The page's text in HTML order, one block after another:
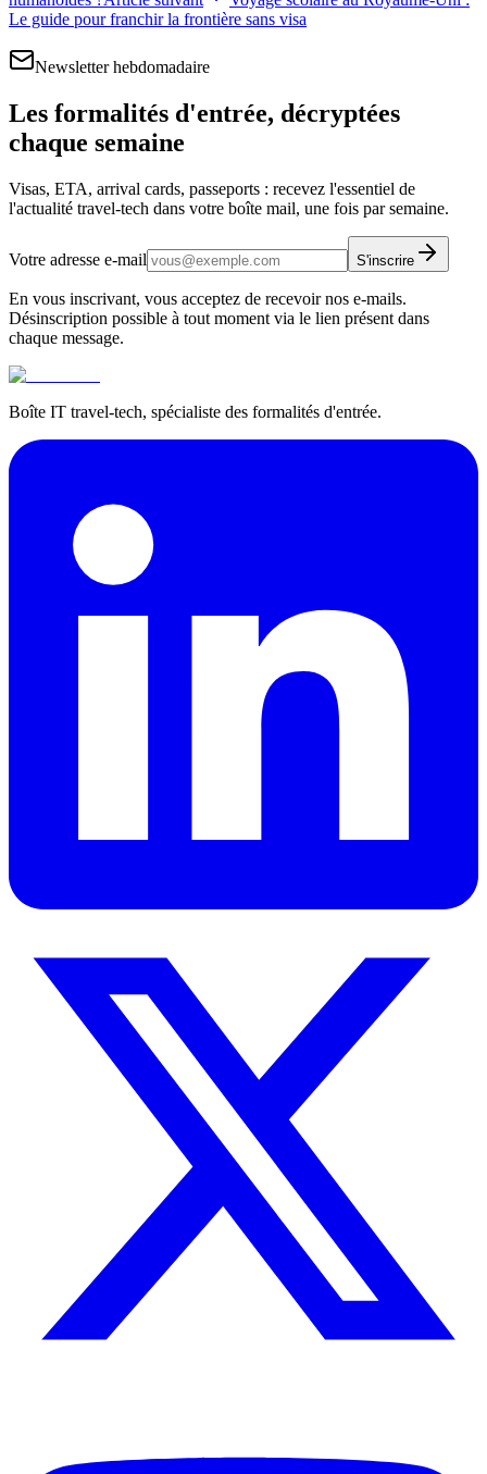
Le guide pour franchir la frontière sans visa
Newsletter hebdomadaire
Les formalités d'entrée, décryptées
chaque semaine
Visas, ETA, arrival cards, passeports : recevez l'essentiel de
l'actualité travel-tech dans votre boîte mail, une fois par semaine.
Votre adresse e-mail S'inscrire
En vous inscrivant, vous acceptez de recevoir nos e-mails.
Désinscription possible à tout moment via le lien présent dans
chaque message.
Boîte IT travel-tech, spécialiste des formalités d'entrée.